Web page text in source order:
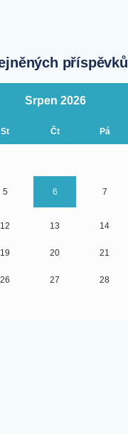
příspěvků
Srpen 2026
St Čt Pá
5 6 7
12 13 14
19 20 21
26 27 28